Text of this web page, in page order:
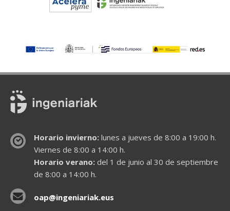
Horario invierno:lunes a jueves de 8:00 a 19:00 h.
Viernes de 8:00 a 14:00 h.
Horario verano:del 1 de junio al 30 de septiembre
de 8:00 a 14:00 h.
oap@ingeniariak.eus